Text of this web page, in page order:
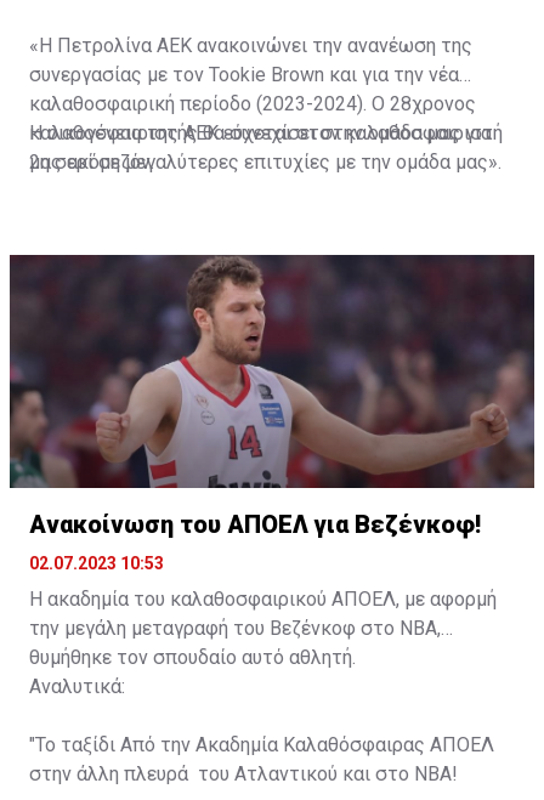
«Η Πετρολίνα ΑΕΚ ανακοινώνει την ανανέωση της
συνεργασίας με τον Tookie Brown και για την νέα
καλαθοσφαιρική περίοδο (2023-2024). Ο 28χρονος
καλαθοσφαιριστής θα συνεχίσει στην ομάδα μας για
2η σερί σεζόν.
Η οικογένεια της ΑΕΚ εύχεται στον καλαθοσφαιριστή
μας ακόμη μεγαλύτερες επιτυχίες με την ομάδα μας».
Ανακοίνωση του ΑΠΟΕΛ για Βεζένκοφ!
02.07.2023 10:53
Η ακαδημία του καλαθοσφαιρικού ΑΠΟΕΛ, με αφορμή
την μεγάλη μεταγραφή του Βεζένκοφ στο NBA,
θυμήθηκε τον σπουδαίο αυτό αθλητή.
Αναλυτικά:
"Το ταξίδι Από την Ακαδημία Καλαθόσφαιρας ΑΠΟΕΛ
στην άλλη πλευρά του Ατλαντικού και στο NBA!